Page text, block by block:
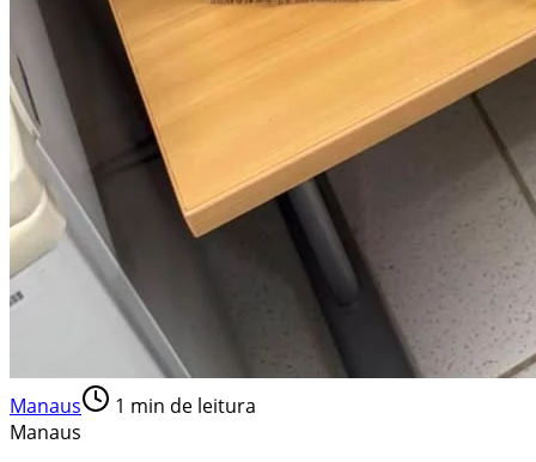
Manaus 1 min de leitura
Manaus